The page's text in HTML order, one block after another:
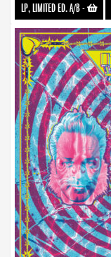
LP, LIMITED ED. A/B-